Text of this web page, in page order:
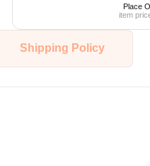
Place
item
Shipping Policy